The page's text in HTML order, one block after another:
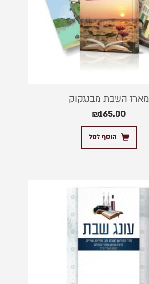
מארז השבת מבנגקוק
₪165.00
הוסף לסל